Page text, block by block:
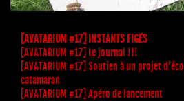
[AVATARIUM #17] INSTANTS FIGÉS
[AVATARIUM #17] Le journal !!!
[AVATARIUM #17] Soutien à un projet
catamaran
[AVATARIUM #17] Apéro de lancement